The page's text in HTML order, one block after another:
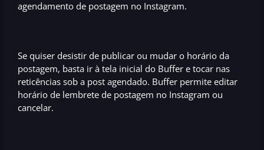
agendamento de postagem no Instagram.
Se quiser desistir de publicar ou mudar o horário da
postagem, basta ir à tela inicial do Buffer e tocar nas
reticências sob a post agendado. Buffer permite editar
horário de lembrete de postagem no Instagram ou
cancelar.